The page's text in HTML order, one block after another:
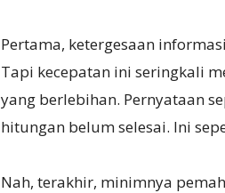
Pertama, ketergesaan
Tapi kecepatan ini seringkali
yang berlebihan. Pernyataan
hitungan belum selesai. Ini
Nah, terakhir, minimnya